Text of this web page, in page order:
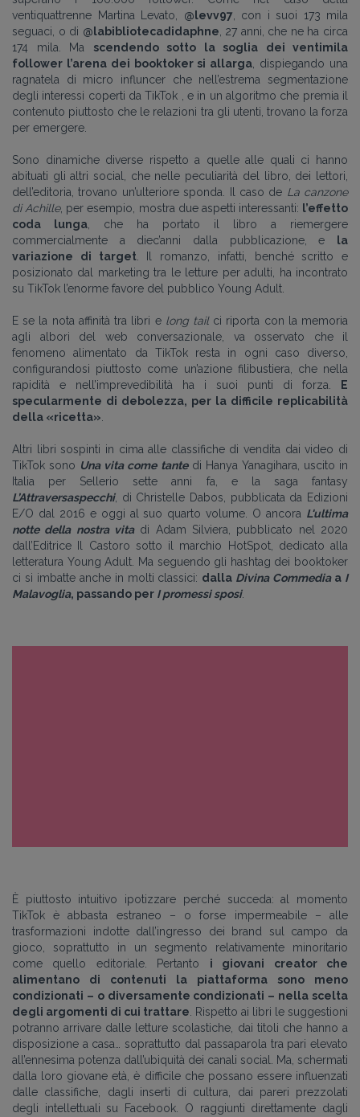
ventiquattrenne Martina Levato, @levv97 , con i suoi 173 mila
seguaci, o di @labibliotecadidaphne , 27 anni, che ne ha circa
174 mila. Ma scendendo sotto la soglia dei ventimila
follower l’arena dei booktoker si allarga , dispiegando una
ragnatela di micro influncer che nell’estrema segmentazione
degli interessi coperti da TikTok , e in un algoritmo che premia il
contenuto piuttosto che le relazioni tra gli utenti, trovano la forza
per emergere.
Sono dinamiche diverse rispetto a quelle alle quali ci hanno
abituati gli altri social, che nelle peculiarità del libro, dei lettori,
dell’editoria, trovano un’ulteriore sponda. Il caso de La canzone
di Achille, per esempio, mostra due aspetti interessanti: l’effetto
coda lunga , che ha portato il libro a riemergere
commercialmente a diec’anni dalla pubblicazione, e la
variazione di target. Il romanzo, infatti, benché scritto e
posizionato dal marketing tra le letture per adulti, ha incontrato
su TikTok l’enorme favore del pubblico Young Adult.
E se la nota affinità tra libri e long tailci riporta con la memoria
agli albori del web conversazionale, va osservato che il
fenomeno alimentato da TikTok resta in ogni caso diverso,
configurandosi piuttosto come un’azione filibustiera, che nella
rapidità e nell’imprevedibilità ha i suoi punti di forza. E
specularmente di debolezza, per la difficile replicabilità
della «ricetta»
Altri libri sospinti in cima alle classifiche di vendita dai video di
TikTok sono Una vita come tantedi Hanya Yanagihara, uscito in
Italia per Sellerio sette anni fa, e la saga fantasy
L’Attraversaspecchi, di Christelle Dabos, pubblicata da Edizioni
E/O dal 2016 e oggi al suo quarto volume. O ancora L'ultima
notte della nostra vitadi Adam Silviera, pubblicato nel 2020
dall’Editrice Il Castoro sotto il marchio HotSpot, dedicato alla
letteratura Young Adult. Ma seguendo gli hashtag dei booktoker
ci si imbatte anche in molti classici: dalla Divina Commediaa I
Malavoglia, passando per I promessi sposi.
È piuttosto intuitivo ipotizzare perché succeda: al momento
TikTok è abbasta estraneo – o forse impermeabile – alle
trasformazioni indotte dall’ingresso dei brand sul campo da
gioco, soprattutto in un segmento relativamente minoritario
come quello editoriale. Pertanto i giovani creator che
alimentano di contenuti la piattaforma sono meno
condizionati – o diversamente condizionati – nella scelta
degli argomenti di cui trattare. Rispetto ai libri le suggestioni
potranno arrivare dalle letture scolastiche, dai titoli che hanno a
disposizione a casa… soprattutto dal passaparola tra pari elevato
all’ennesima potenza dall’ubiquità dei canali social. Ma, schermati
dalla loro giovane età, è difficile che possano essere influenzati
dalle classifiche, dagli inserti di cultura, dai pareri prezzolati
degli intellettuali su Facebook. O raggiunti direttamente dagli